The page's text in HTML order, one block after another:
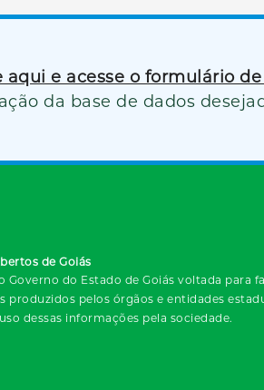
aqui e acesse o formulário
da base de dados
de Goiás
Governo do Estado de Goiás voltada para
produzidos pelos órgãos e entidades
dessas informações pela sociedade.